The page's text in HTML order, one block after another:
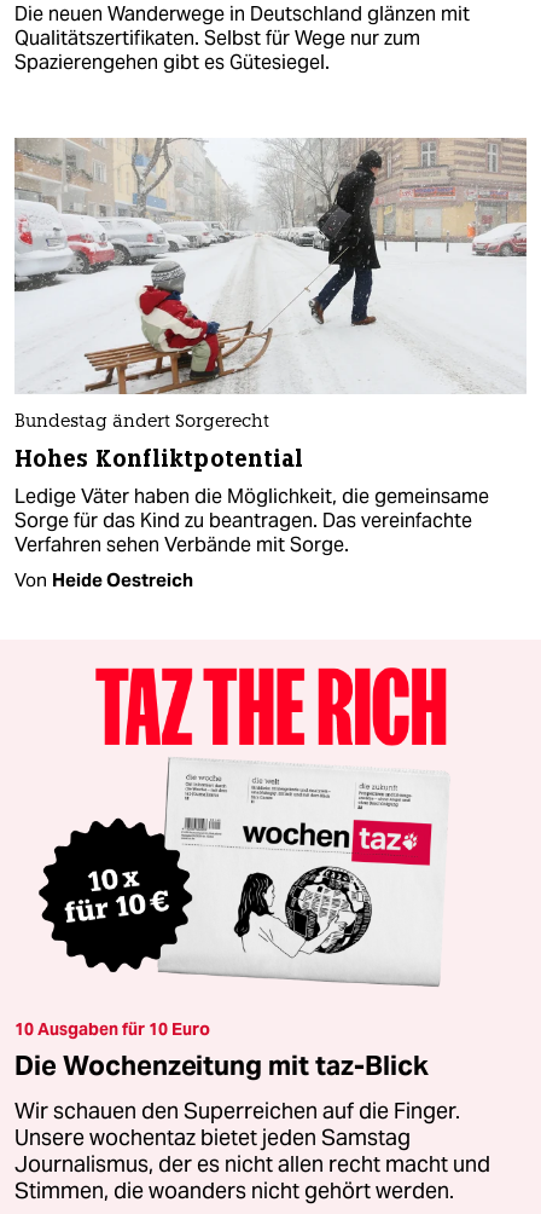
Die neuen Wanderwege in Deutschland glänzen mit
Qualitätszertifikaten. Selbst für Wege nur zum
Spazierengehen gibt es Gütesiegel.
Bundestag ändert Sorgerecht
Hohes Konfliktpotential
Ledige Väter haben die Möglichkeit, die gemeinsame
Sorge für das Kind zu beantragen. Das vereinfachte
Verfahren sehen Verbände mit Sorge.
Von Heide Oestreich
10 Ausgaben für 10 Euro
Die Wochenzeitung mit taz-Blick
Wir schauen den Superreichen auf die Finger.
Unsere wochentaz bietet jeden Samstag
Journalismus, der es nicht allen recht macht und
Stimmen, die woanders nicht gehört werden.